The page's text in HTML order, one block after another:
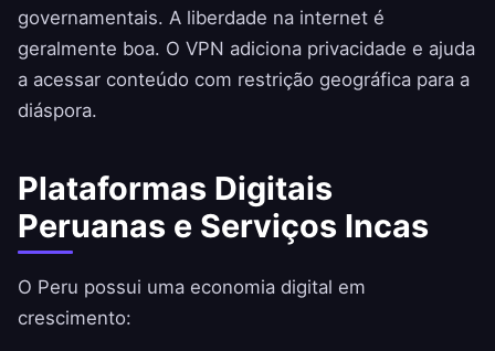
governamentais. A liberdade na internet é
geralmente boa. O VPN adiciona privacidade e ajuda
a acessar conteúdo com restrição geográfica para a
diáspora.
Plataformas Digitais
Peruanas e Serviços Incas
O Peru possui uma economia digital em
crescimento: